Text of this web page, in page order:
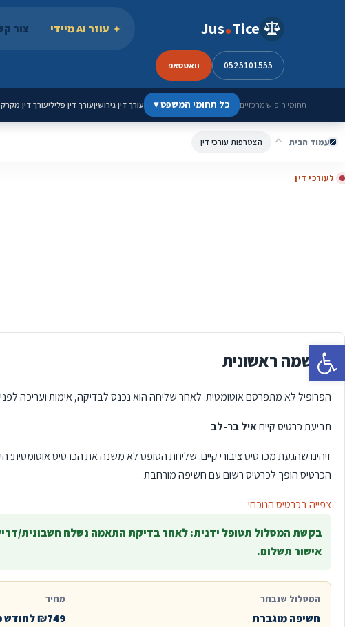
פתח סרגל נגישות
Jus Tice עוזר AI מיידי צור
0525101555 וואטסאפ
תחומי חיפוש מרכזיים כל תחומי המשפט▾ עורך דין גירושיןעורך דין פליליעורך דין
עמוד הבית הצטרפות עורכי דין
לעורכי דין
הרשמה ראשונית
הפרופיל לא מתפרסם אוטומטית. לאחר שליחה הוא נכנס לבדיקה, אימות ועריכה
תביעת כרטיס קייםאיל בר-לב
זיהינו שהגעת מכרטיס ציבורי קיים. שליחת הטופס לא משנה את הכרטיס אוטומטית:
הכרטיס הופך לכרטיס רשום עם חשיפה מורחבת.
צפייה בכרטיס הנוכחי
בקשת המסלול תטופל ידנית: לאחר בדיקת התאמה נשלח חשבונית/
אישור תשלום.
המסלול שנבחר
חשיפה מוגברת
מחיר
₪749 לחודש כולל מע"מ